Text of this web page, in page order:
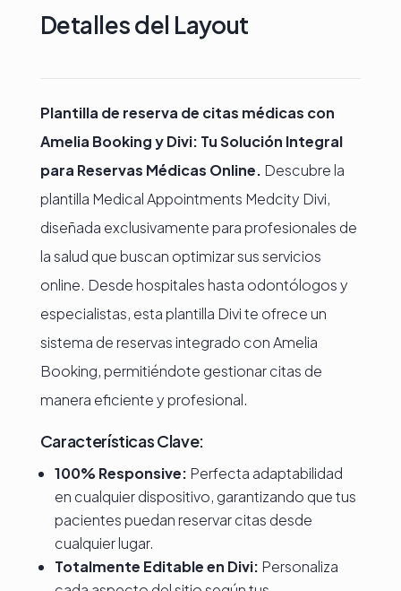
cantidad
Detalles del Layout
Plantilla de reserva de citas médicas con
Amelia Booking y Divi: Tu Solución Integral
para Reservas Médicas Online. Descubre la
plantilla Medical Appointments Medcity Divi,
diseñada exclusivamente para profesionales de
la salud que buscan optimizar sus servicios
online. Desde hospitales hasta odontólogos y
especialistas, esta plantilla Divi te ofrece un
sistema de reservas integrado con Amelia
Booking, permitiéndote gestionar citas de
manera eficiente y profesional.
Características Clave:
100% Responsive: Perfecta adaptabilidad
en cualquier dispositivo, garantizando que tus
pacientes puedan reservar citas desde
cualquier lugar.
Totalmente Editable en Divi: Personaliza